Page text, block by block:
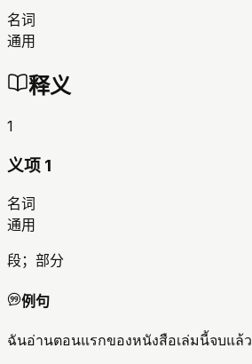
名词
通用
释义
1
义项 1
名词
通用
段；部分
例句
ฉันอ่านตอนแรกของหนังสือเล่มนี้จบแล้ว